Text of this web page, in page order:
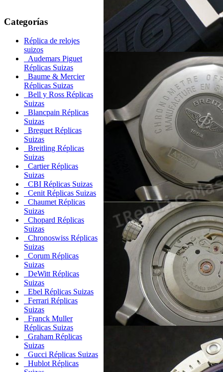
Categorías
Réplica de relojes
suizos
Audemars Piguet
Réplicas Suizas
Baume & Mercier
Réplicas Suizas
Bell y Ross Réplicas
Suizas
Blancpain Réplicas
Suizas
Breguet Réplicas
Suizas
Breitling Réplicas
Suizas
Cartier Réplicas
Suizas
CBI Réplicas Suizas
Cenit Réplicas Suizas
Chaumet Réplicas
Suizas
Chopard Réplicas
Suizas
Chronoswiss Réplicas
Suizas
Corum Réplicas
Suizas
DeWitt Réplicas
Suizas
Ebel Réplicas Suizas
Ferrari Réplicas
Suizas
Franck Muller
Réplicas Suizas
Graham Réplicas
Suizas
Gucci Réplicas Suizas
Hublot Réplicas